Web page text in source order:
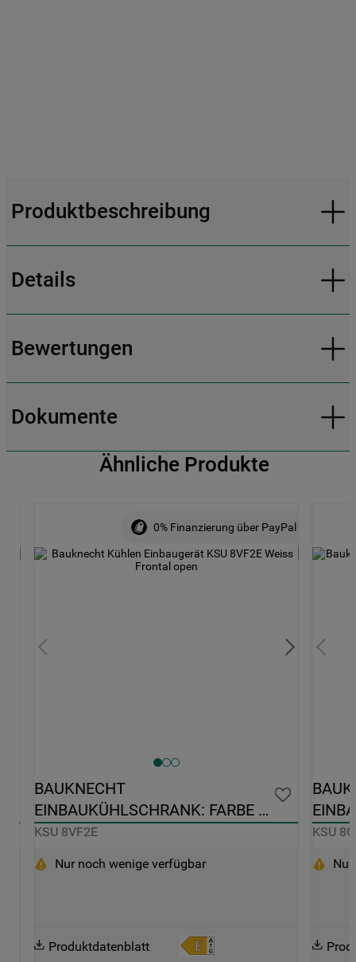
Produktbeschreibung
Details
Bewertungen
Dokumente
Ähnliche Produkte
0% Finanzierung über PayPal
BAUKNECHT
EINBAUKÜHLSCHRANK: FARBE
WEISS - KSU 8VF2E
KSU 8VF2E
Nur noch wenige verfügbar
Produktdatenblatt
KSU